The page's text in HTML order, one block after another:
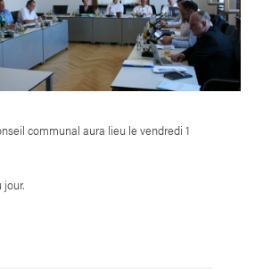
communal aura lieu le vendredi 1
jour.